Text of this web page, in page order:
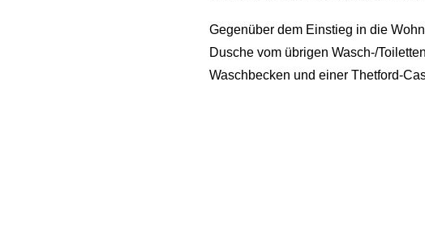
Gegenüber dem Einstieg in die
Dusche vom übrigen Wasch-/
Waschbecken und einer Thetford-